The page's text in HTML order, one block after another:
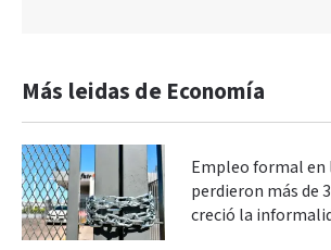
Más leidas de Economía
Empleo formal en
perdieron más de
creció la